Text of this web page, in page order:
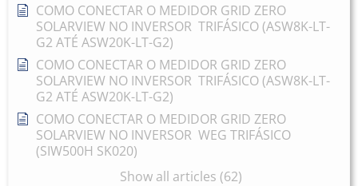
COMO CONECTAR O MEDIDOR GRID ZERO
SOLARVIEW NO INVERSOR TRIFÁSICO (ASW8K-LT-
G2 ATÉ ASW20K-LT-G2)
COMO CONECTAR O MEDIDOR GRID ZERO
SOLARVIEW NO INVERSOR TRIFÁSICO (ASW8K-LT-
G2 ATÉ ASW20K-LT-G2)
COMO CONECTAR O MEDIDOR GRID ZERO
SOLARVIEW NO INVERSOR WEG TRIFÁSICO
(SIW500H SK020)
Show all articles (62)